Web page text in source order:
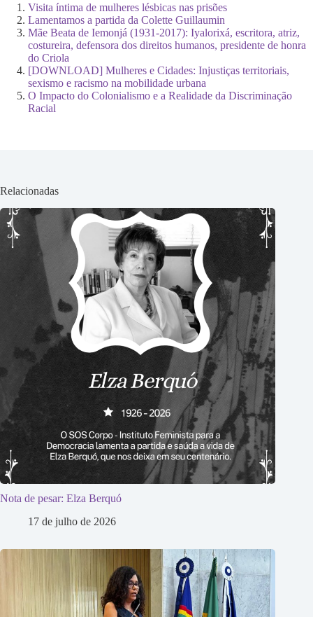
Visita íntima de mulheres lésbicas nas prisões
Lamentamos a partida da Colette Guillaumin
Mãe Beata de Iemonjá (1931-2017): Iyalorixá, escritora, atriz,
costureira, defensora dos direitos humanos, presidente de honra
do Criola
[DOWNLOAD] Mulheres e Cidades: Injustiças territoriais,
sexismo e racismo na mobilidade urbana
O Impacto do Colonialismo e a Realidade da Discriminação
Racial
Relacionadas
Nota de pesar: Elza Berquó
17 de julho de 2026